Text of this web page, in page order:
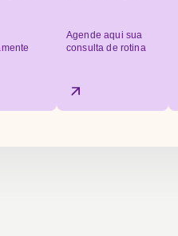
Agende aqui sua
consulta de rotina